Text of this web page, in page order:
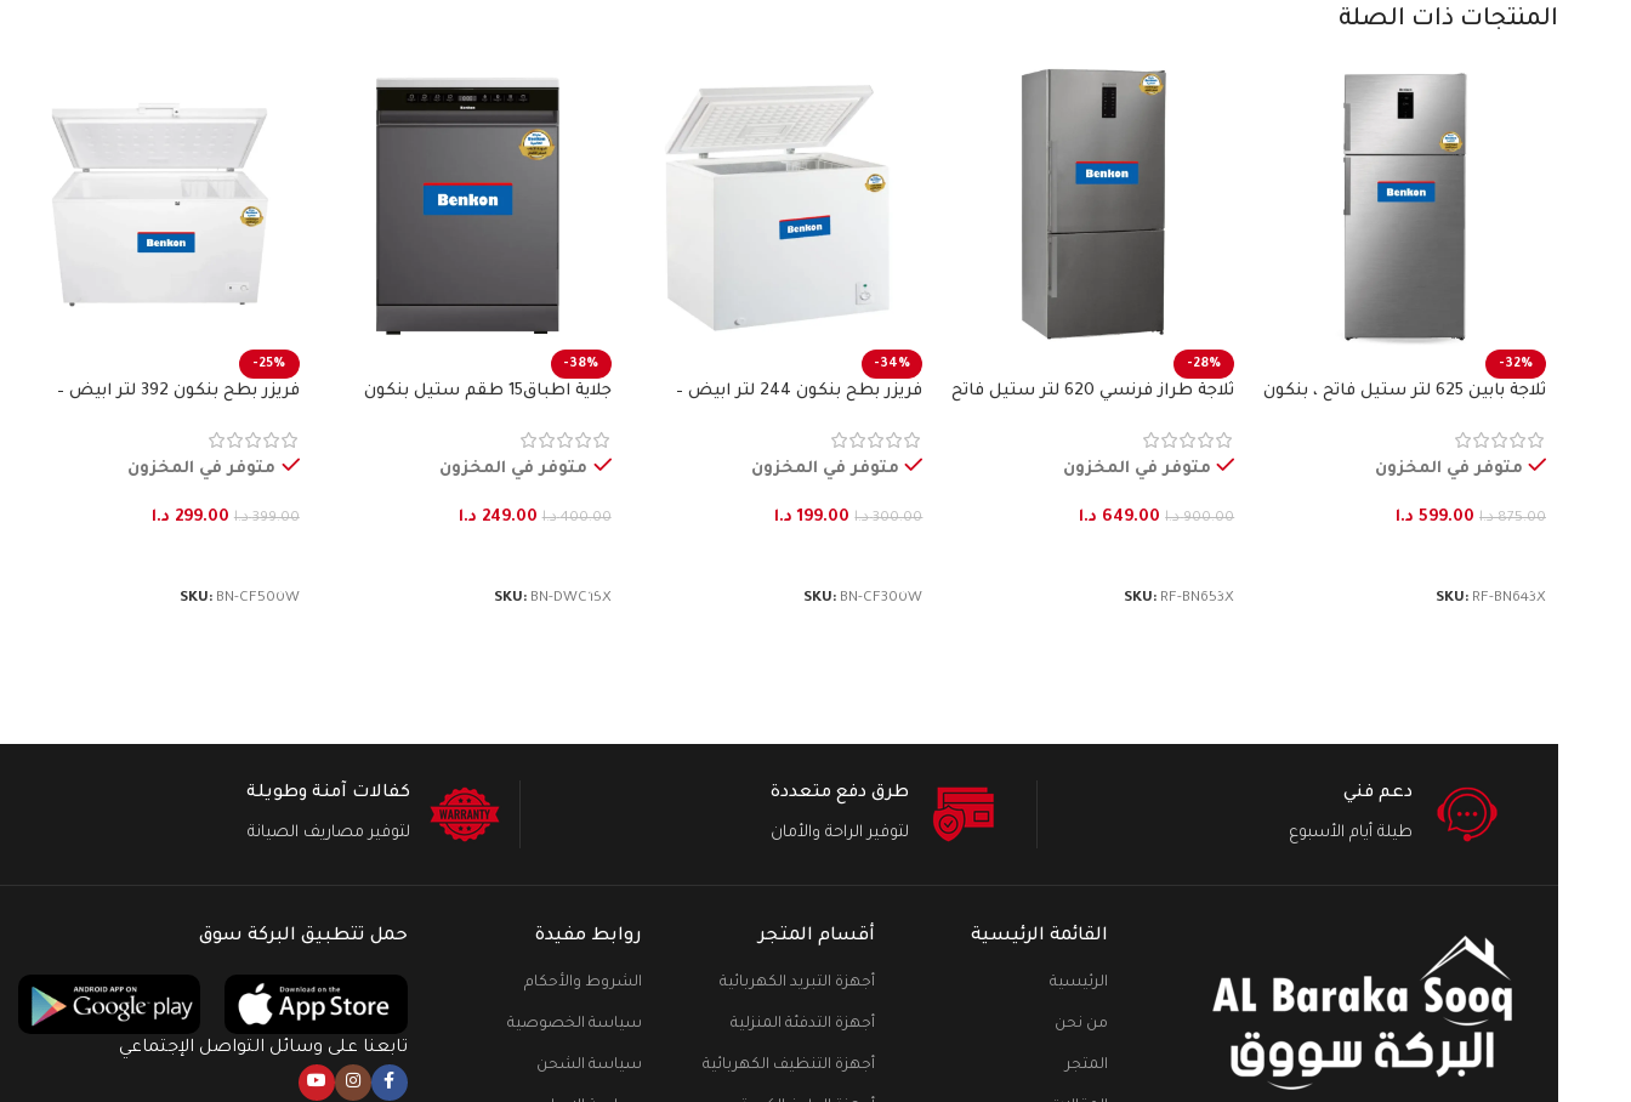
المنتجات ذات الصلة
-32%
ثلاجة بابين 625 لتر ستيل فاتح ، بنكون
متوفر في المخزون
875.00 د.ا 599.00 د.ا
SKU: RF-BN643X
-28%
ثلاجة طراز فرنسي 620 لتر ستيل فاتح
متوفر في المخزون
900.00 د.ا 649.00 د.ا
SKU: RF-BN653X
-34%
فريزر بطح بنكون 244 لتر ابيض –
متوفر في المخزون
300.00 د.ا 199.00 د.ا
SKU: BN-CF300W
-38%
جلاية اطباق15 طقم ستيل بنكون
متوفر في المخزون
400.00 د.ا 249.00 د.ا
SKU: BN-DWC15X
-25%
فريزر بطح بنكون 392 لتر ابيض –
متوفر في المخزون
399.00 د.ا 299.00 د.ا
SKU: BN-CF500W
دعم فني
طيلة أيام الأسبوع
طرق دفع متعددة
لتوفير الراحة والأمان
كفالات آمنة وطويلة
لتوفير مصاريف الصيانة
القائمة الرئيسية
الرئيسية
من نحن
المتجر
أقسام المتجر
أجهزة التبريد الكهربائية
أجهزة التدفئة المنزلية
أجهزة التنظيف الكهربائية
روابط مفيدة
الشروط والأحكام
سياسة الخصوصية
سياسة الشحن
حمل تتطبيق البركة سوق
تابعنا على وسائل التواصل الإجتماعي